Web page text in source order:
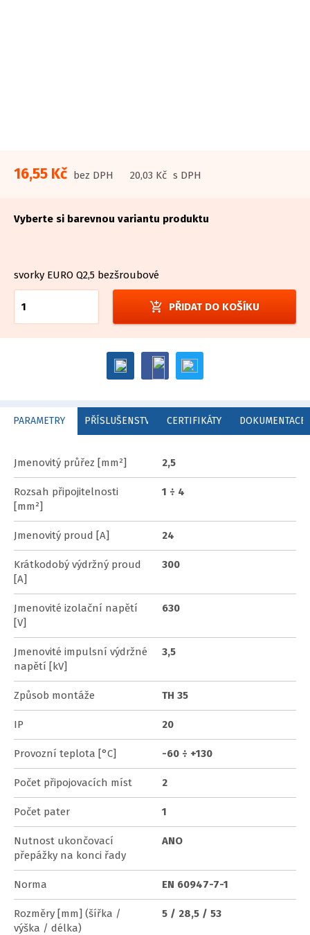
16,55 Kč bez DPH 20,03 Kč s DPH
Vyberte si barevnou variantu produktu
svorky EURO Q2,5 bezšroubové
add_shopping_cart PŘIDAT DO KOŠÍKU
PARAMETRY PŘÍSLUŠENSTVÍ CERTIFIKÁTY DOKUMENTACE
Jmenovitý průřez [mm²] 2,5
Rozsah připojitelnosti
[mm²]
1 ÷ 4
Jmenovitý proud [A] 24
Krátkodobý výdržný proud
[A]
300
Jmenovité izolační napětí
[V]
630
Jmenovité impulsní výdržné
napětí [kV]
3,5
Způsob montáže TH 35
IP 20
Provozní teplota [°C] -60 ÷ +130
Počet připojovacích míst 2
Počet pater 1
Nutnost ukončovací
přepážky na konci řady
ANO
Norma EN 60947-7-1
Rozměry [mm] (šířka /
výška / délka)
5 / 28,5 / 53